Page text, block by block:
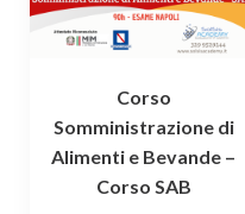
Corso
Somministrazione di
Alimenti e Bevande –
Corso SAB